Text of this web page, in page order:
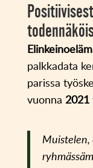
palkkadata
parissa
vuonna 2021